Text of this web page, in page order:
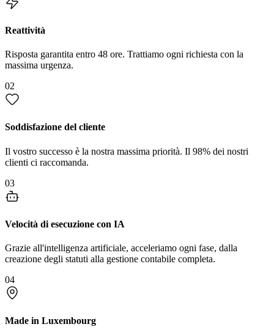
Reattività
Risposta garantita entro 48 ore. Trattiamo ogni richiesta con la
massima urgenza.
02
Soddisfazione del cliente
Il vostro successo è la nostra massima priorità. Il 98% dei nostri
clienti ci raccomanda.
03
Velocità di esecuzione con IA
Grazie all'intelligenza artificiale, acceleriamo ogni fase, dalla
creazione degli statuti alla gestione contabile completa.
04
Made in Luxembourg